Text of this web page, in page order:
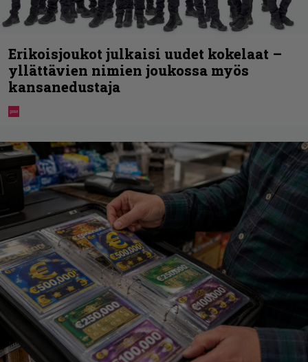
Erikoisjoukot julkaisi uudet kokelaat –
yllättävien nimien joukossa myös
kansanedustaja